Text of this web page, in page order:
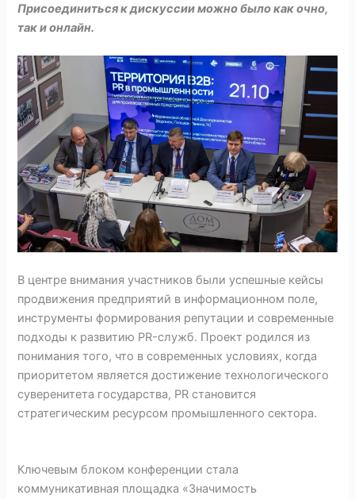
Присоединиться к дискуссии можно было как очно,
так и онлайн.
В центре внимания участников были успешные кейсы
продвижения предприятий в информационном поле,
инструменты формирования репутации и современные
подходы к развитию PR-служб. Проект родился из
понимания того, что в современных условиях, когда
приоритетом является достижение технологического
суверенитета государства, PR становится
стратегическим ресурсом промышленного сектора.
Ключевым блоком конференции стала
коммуникативная площадка «Значимость